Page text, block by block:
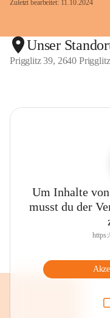
Zuletzt bearbeitet: 11.10.2024
Unser
Prigglitz 39, 2640
Um Inhalte
musst du der